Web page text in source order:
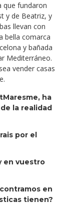
que fundaron
y de Beatriz, y
llevan con
bella comarca
y bañada
Mediterráneo.
vender casas
ha
la realidad
por el
en vuestro
en
tienen?